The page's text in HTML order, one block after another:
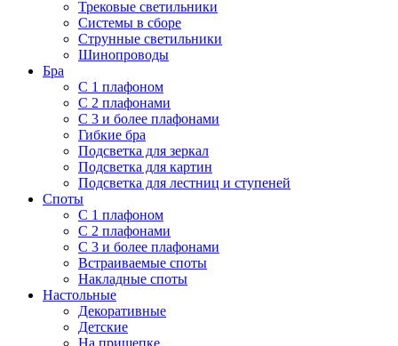
Трековые светильники
Системы в сборе
Струнные светильники
Шинопроводы
Бра
С 1 плафоном
С 2 плафонами
С 3 и более плафонами
Гибкие бра
Подсветка для зеркал
Подсветка для картин
Подсветка для лестниц и ступеней
Споты
С 1 плафоном
С 2 плафонами
С 3 и более плафонами
Встраиваемые споты
Накладные споты
Настольные
Декоративные
Детские
На прищепке